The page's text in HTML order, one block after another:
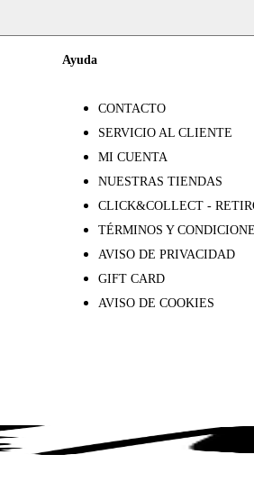
Ayuda
CONTACTO
SERVICIO AL CLIENTE
MI CUENTA
NUESTRAS TIENDAS
CLICK&COLLECT -
TÉRMINOS Y
AVISO DE PRIVACIDAD
GIFT CARD
AVISO DE COOKIES